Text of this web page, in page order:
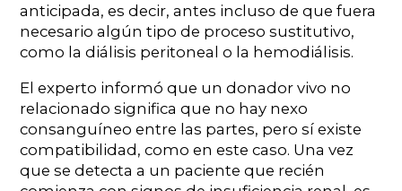
anticipada, es decir, antes incluso de que fuera
necesario algún tipo de proceso sustitutivo,
como la diálisis peritoneal o la hemodiálisis.
El experto informó que un donador vivo no
relacionado significa que no hay nexo
consanguíneo entre las partes, pero sí existe
compatibilidad, como en este caso. Una vez
que se detecta a un paciente que recién